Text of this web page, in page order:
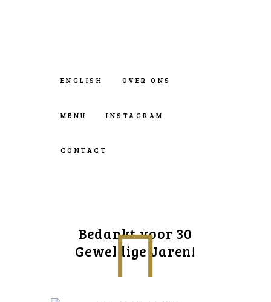
ENGLISH OVER ONS
MENU INSTAGRAM
CONTACT
Bedankt voor 30
Geweldige Jaren!